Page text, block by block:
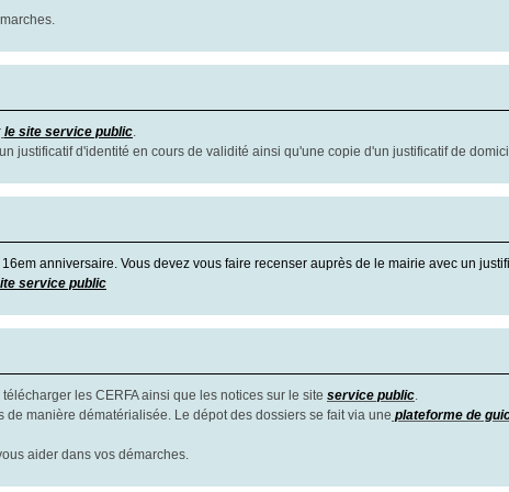
le site service public.
justificatif d'identité en cours de validité ainsi qu'une copie d'un justificatif de
anniversaire. Vous devez vous faire recenser auprès de le mairie avec un
service public
les CERFA ainsi que les notices sur le site service public.
manière dématérialisée. Le dépot des dossiers se fait via une plateforme de
aider dans vos démarches.